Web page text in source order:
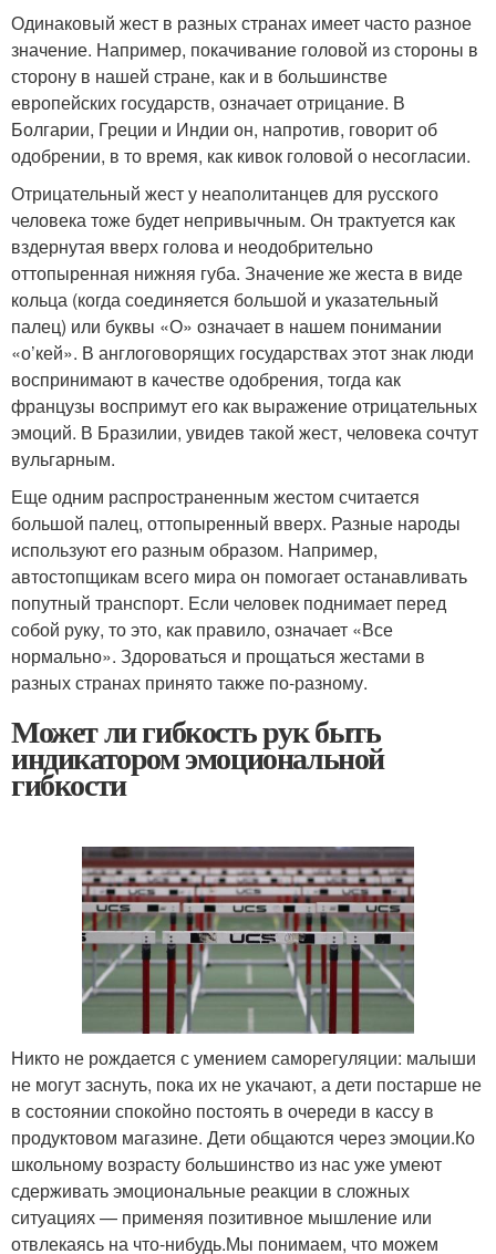
Одинаковый жест в разных странах имеет часто разное
значение. Например, покачивание головой из стороны в
сторону в нашей стране, как и в большинстве
европейских государств, означает отрицание. В
Болгарии, Греции и Индии он, напротив, говорит об
одобрении, в то время, как кивок головой о несогласии.
Отрицательный жест у неаполитанцев для русского
человека тоже будет непривычным. Он трактуется как
вздернутая вверх голова и неодобрительно
оттопыренная нижняя губа. Значение же жеста в виде
кольца (когда соединяется большой и указательный
палец) или буквы «О» означает в нашем понимании
«о’кей». В англоговорящих государствах этот знак люди
воспринимают в качестве одобрения, тогда как
французы воспримут его как выражение отрицательных
эмоций. В Бразилии, увидев такой жест, человека сочтут
вульгарным.
Еще одним распространенным жестом считается
большой палец, оттопыренный вверх. Разные народы
используют его разным образом. Например,
автостопщикам всего мира он помогает останавливать
попутный транспорт. Если человек поднимает перед
собой руку, то это, как правило, означает «Все
нормально». Здороваться и прощаться жестами в
разных странах принято также по-разному.
Может ли гибкость рук быть
индикатором эмоциональной
гибкости
Никто не рождается с умением саморегуляции: малыши
не могут заснуть, пока их не укачают, а дети постарше не
в состоянии спокойно постоять в очереди в кассу в
продуктовом магазине. Дети общаются через эмоции.Ко
школьному возрасту большинство из нас уже умеют
сдерживать эмоциональные реакции в сложных
ситуациях — применяя позитивное мышление или
отвлекаясь на что-нибудь.Мы понимаем, что можем